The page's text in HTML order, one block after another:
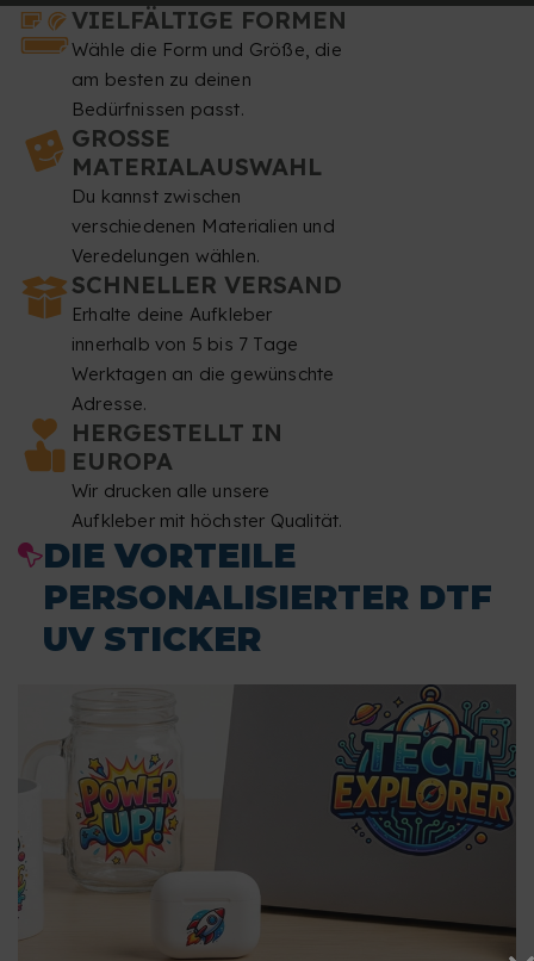
VIELFÄLTIGE FORMEN
Wähle die Form und Größe, die
am besten zu deinen
Bedürfnissen passt.
GROSSE M
ATERIALAUSWAHL
Du kannst zwischen
verschiedenen Materialien und
Veredelungen wählen.
SCHNELLER VERSAND
Erhalte deine Aufkleber
innerhalb von 5 bis 7 Tage
Werktagen an die gewünschte
Adresse.
HERGESTELLT IN
EUROPA
Wir drucken alle unsere
Aufkleber mit höchster Qualität.
DIE VORTEILE
PERSONALISIERTER DTF
UV STICKER